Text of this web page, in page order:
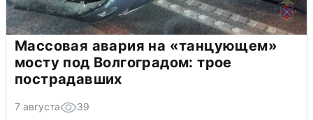
Массовая авария на «танцующем»
мосту под Волгоградом: трое
пострадавших
7 августа 39